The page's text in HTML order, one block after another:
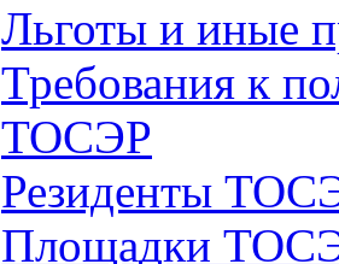
Льготы и иные
Требования к
ТОСЭР
Резиденты
Площадки